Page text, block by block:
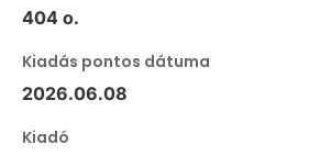
404 o.
Kiadás pontos dátuma
2026.06.08
Kiadó